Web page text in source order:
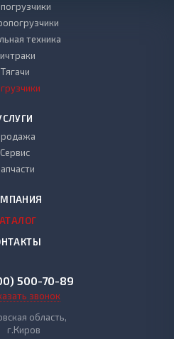
техника
Тягачи
Сервис
500-70-89
звонок
область,
г.Киров